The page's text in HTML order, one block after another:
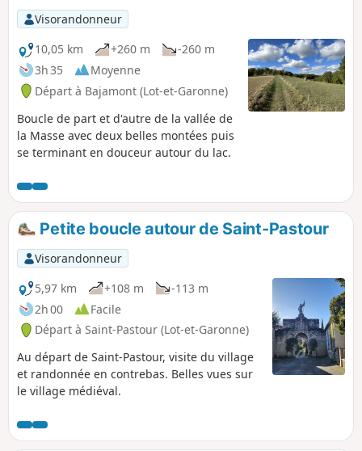
Visorandonneur
10,05 km
+260 m
-260 m
3h 35
Moyenne
Départ à Bajamont (Lot-et-Garonne)
Boucle de part et d'autre de la vallée de
la Masse avec deux belles montées puis
se terminant en douceur autour du lac.
Petite boucle autour de Saint-Pastour
Visorandonneur
5,97 km
+108 m
-113 m
2h 00
Facile
Départ à Saint-Pastour (Lot-et-Garonne)
Au départ de Saint-Pastour, visite du village
et randonnée en contrebas. Belles vues sur
le village médiéval.